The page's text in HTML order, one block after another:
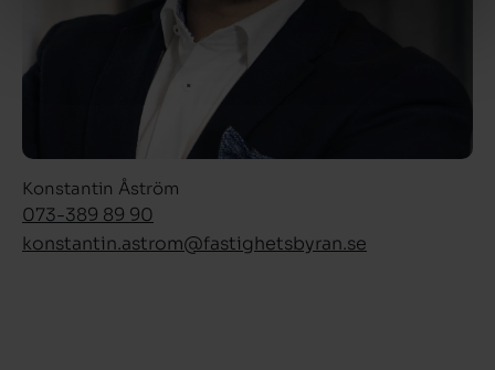
Konstantin Åström
073-389 89 90
konstantin.astrom­@fastighetsbyran.se